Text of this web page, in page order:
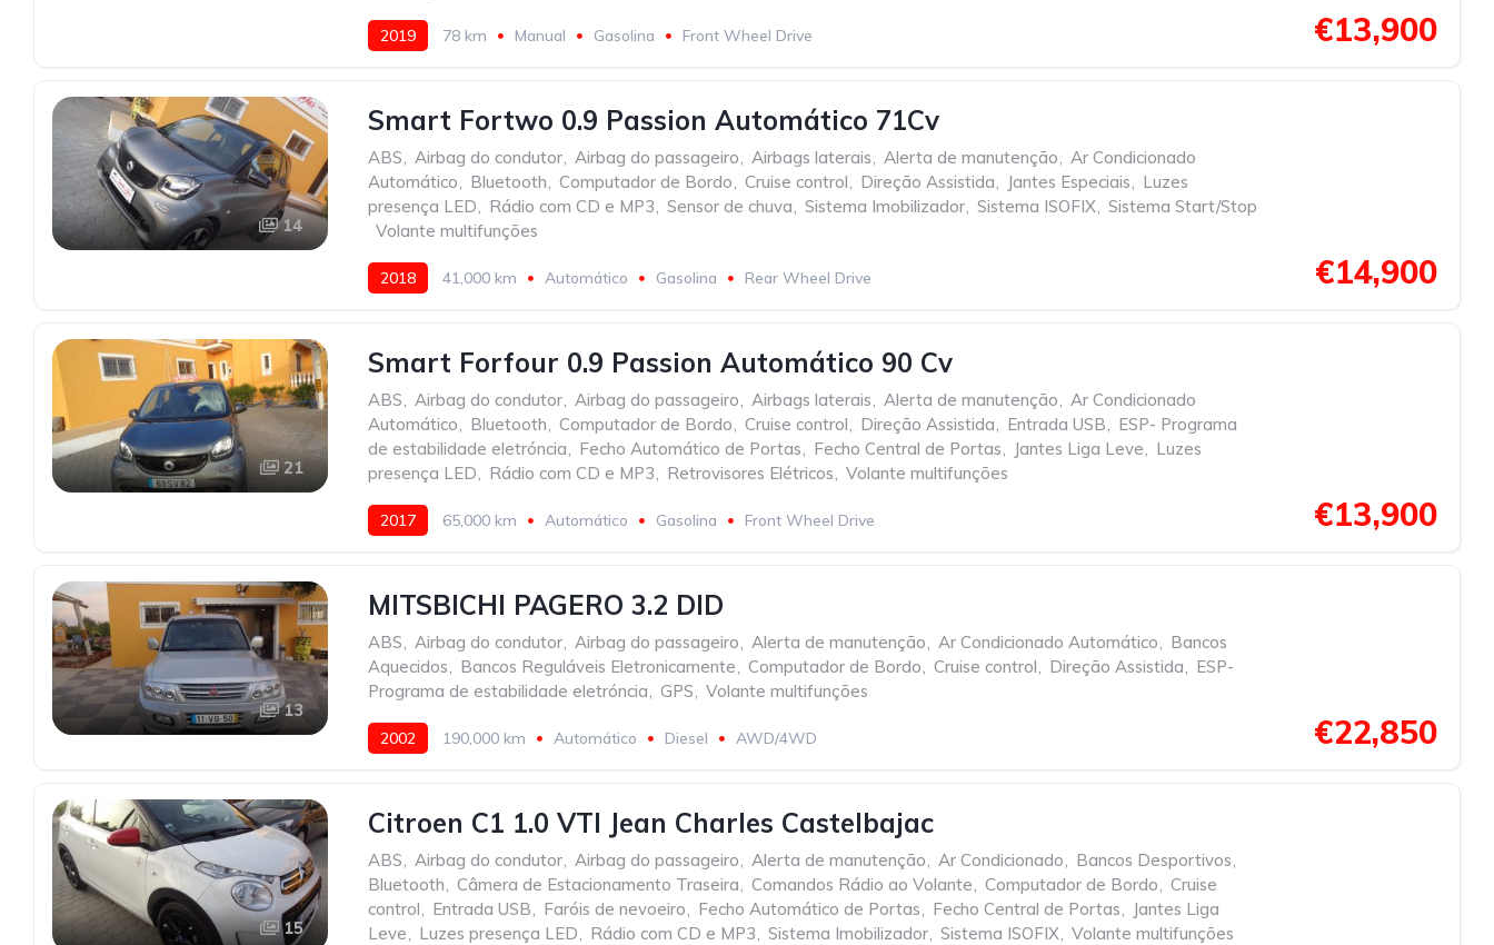
2019 78 km Manual Gasolina Front Wheel Drive €13,900
14
Smart Fortwo 0.9 Passion Automático 71Cv
ABS, Airbag do condutor, Airbag do passageiro, Airbags laterais, Alerta de manutenção, Ar Condicionado
Automático, Bluetooth, Computador de Bordo, Cruise control, Direção Assistida, Jantes Especiais, Luzes
presença LED, Rádio com CD e MP3, Sensor de chuva, Sistema Imobilizador, Sistema ISOFIX, Sistema Start/Stop
Volante multifunções
2018 41,000 km Automático Gasolina Rear Wheel Drive €14,900
21
Smart Forfour 0.9 Passion Automático 90 Cv
ABS, Airbag do condutor, Airbag do passageiro, Airbags laterais, Alerta de manutenção, Ar Condicionado
Automático, Bluetooth, Computador de Bordo, Cruise control, Direção Assistida, Entrada USB, ESP- Programa
de estabilidade eletróncia, Fecho Automático de Portas, Fecho Central de Portas, Jantes Liga Leve, Luzes
presença LED, Rádio com CD e MP3, Retrovisores Elétricos, Volante multifunções
2017 65,000 km Automático Gasolina Front Wheel Drive €13,900
13
MITSBICHI PAGERO 3.2 DID
ABS, Airbag do condutor, Airbag do passageiro, Alerta de manutenção, Ar Condicionado Automático, Bancos
Aquecidos, Bancos Reguláveis Eletronicamente, Computador de Bordo, Cruise control, Direção Assistida, ESP-
Programa de estabilidade eletróncia, GPS, Volante multifunções
2002 190,000 km Automático Diesel AWD/4WD €22,850
15
Citroen C1 1.0 VTI Jean Charles Castelbajac
ABS, Airbag do condutor, Airbag do passageiro, Alerta de manutenção, Ar Condicionado, Bancos Desportivos,
Bluetooth, Câmera de Estacionamento Traseira, Comandos Rádio ao Volante, Computador de Bordo, Cruise
control, Entrada USB, Faróis de nevoeiro, Fecho Automático de Portas, Fecho Central de Portas, Jantes Liga
Leve, Luzes presença LED, Rádio com CD e MP3, Sistema Imobilizador, Sistema ISOFIX, Volante multifunções